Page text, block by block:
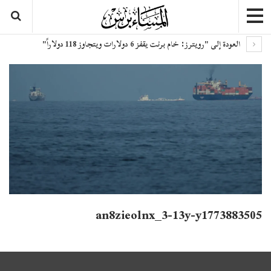
العودة إلى "رويترز: خام برنت يقفز 6 دولارات ويتجاوز 118 دولاراً"
an8zieolnx_3-13y-y1773883505